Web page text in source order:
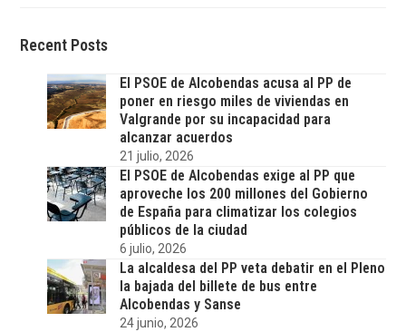
Recent Posts
El PSOE de Alcobendas acusa al PP de
poner en riesgo miles de viviendas en
Valgrande por su incapacidad para
alcanzar acuerdos
21 julio, 2026
El PSOE de Alcobendas exige al PP que
aproveche los 200 millones del Gobierno
de España para climatizar los colegios
públicos de la ciudad
6 julio, 2026
La alcaldesa del PP veta debatir en el Pleno
la bajada del billete de bus entre
Alcobendas y Sanse
24 junio, 2026